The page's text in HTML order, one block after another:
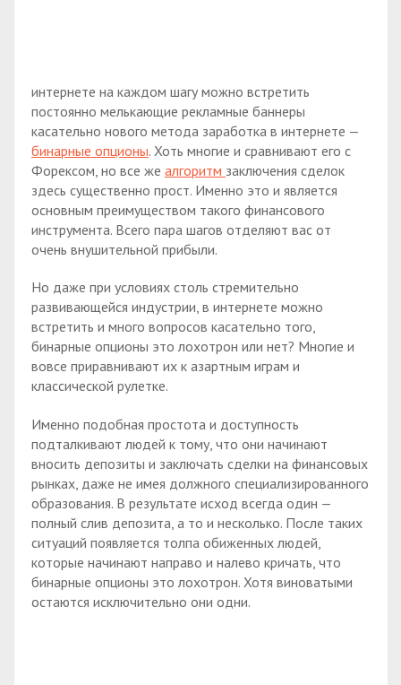
интернете на каждом шагу можно встретить
постоянно мелькающие рекламные баннеры
касательно нового метода заработка в интернете —
бинарные опционы. Хоть многие и сравнивают его с
Форексом, но все же алгоритм заключения сделок
здесь существенно прост. Именно это и является
основным преимуществом такого финансового
инструмента. Всего пара шагов отделяют вас от
очень внушительной прибыли.
Но даже при условиях столь стремительно
развивающейся индустрии, в интернете можно
встретить и много вопросов касательно того,
бинарные опционы это лохотрон или нет? Многие и
вовсе приравнивают их к азартным играм и
классической рулетке.
Именно подобная простота и доступность
подталкивают людей к тому, что они начинают
вносить депозиты и заключать сделки на финансовых
рынках, даже не имея должного специализированного
образования. В результате исход всегда один —
полный слив депозита, а то и несколько. После таких
ситуаций появляется толпа обиженных людей,
которые начинают направо и налево кричать, что
бинарные опционы это лохотрон. Хотя виноватыми
остаются исключительно они одни.